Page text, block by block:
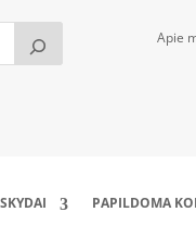
Apie
PAPILDOMA